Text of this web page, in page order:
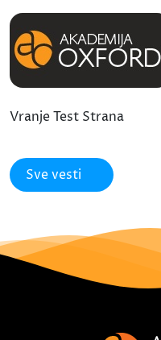
Vranje Test Strana
Sve vesti